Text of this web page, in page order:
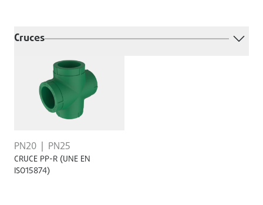
Cruces
PN20 PN25
CRUCE PP-R (UNE EN
ISO15874)